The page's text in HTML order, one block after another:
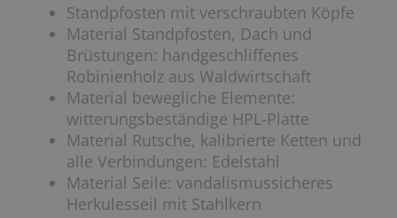
Standpfosten mit verschraubten Köpfe
Material Standpfosten, Dach und
Brüstungen: handgeschliffenes
Robinienholz aus Waldwirtschaft
Material bewegliche Elemente:
witterungsbeständige HPL-Platte
Material Rutsche, kalibrierte Ketten und
alle Verbindungen: Edelstahl
Material Seile: vandalismussicheres
Herkulesseil mit Stahlkern